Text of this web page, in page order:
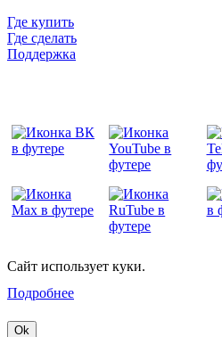
Где купить
Где сделать
Поддержка
Сайт использует куки.
Подробнее
Ok